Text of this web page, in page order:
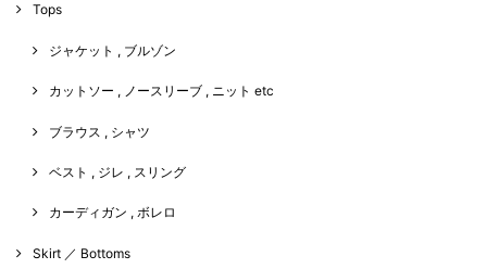
Tops
ジャケット , ブルゾン
カットソー , ノースリーブ , ニット etc
ブラウス , シャツ
ベスト , ジレ , スリング
カーディガン , ボレロ
Skirt ／ Bottoms